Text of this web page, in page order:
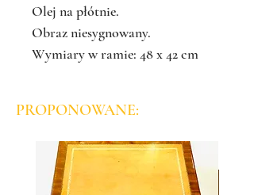
Olej na płótnie.
Obraz niesygnowany.
Wymiary w ramie: 48 x 42 cm
PROPONOWANE: